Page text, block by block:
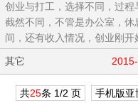
创业与打工，选择不同，过程
截然不同，不管是办公室，休
间，还有收入情况，创业刚开
个漫画，比划比划自己属于哪
阵...
其它
共25条 1/2 页 手机版亚